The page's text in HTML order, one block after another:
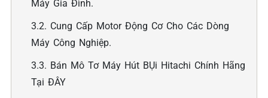
Máy Gia Đình.
3.2. Cung Cấp Motor Động Cơ Cho Các Dòng
Máy Công Nghiệp.
3.3. Bán Mô Tơ Máy Hút BỤi Hitachi Chính Hãng
Tại ĐÂY